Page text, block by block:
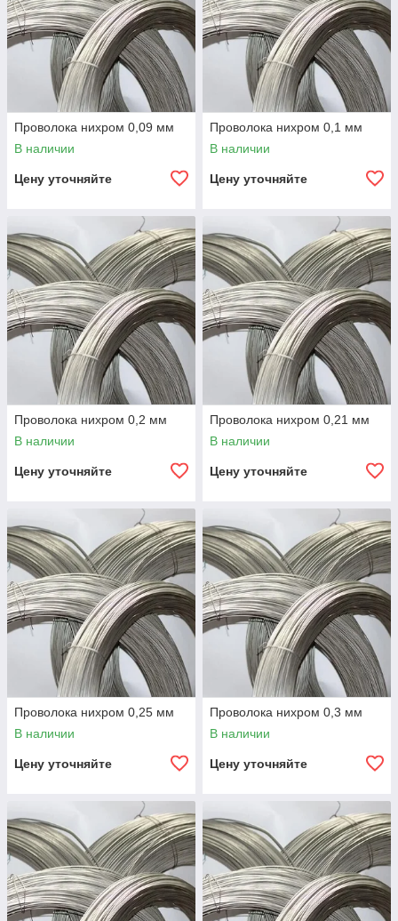
Проволока нихром 0,09 мм
В наличии
Цену уточняйте
Проволока нихром 0,1 мм
В наличии
Цену уточняйте
Проволока нихром 0,2 мм
В наличии
Цену уточняйте
Проволока нихром 0,21 мм
В наличии
Цену уточняйте
Проволока нихром 0,25 мм
В наличии
Цену уточняйте
Проволока нихром 0,3 мм
В наличии
Цену уточняйте